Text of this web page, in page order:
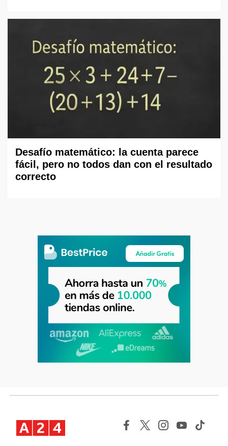
Desafío matemático: la cuenta parece
fácil, pero no todos dan con el resultado
correcto